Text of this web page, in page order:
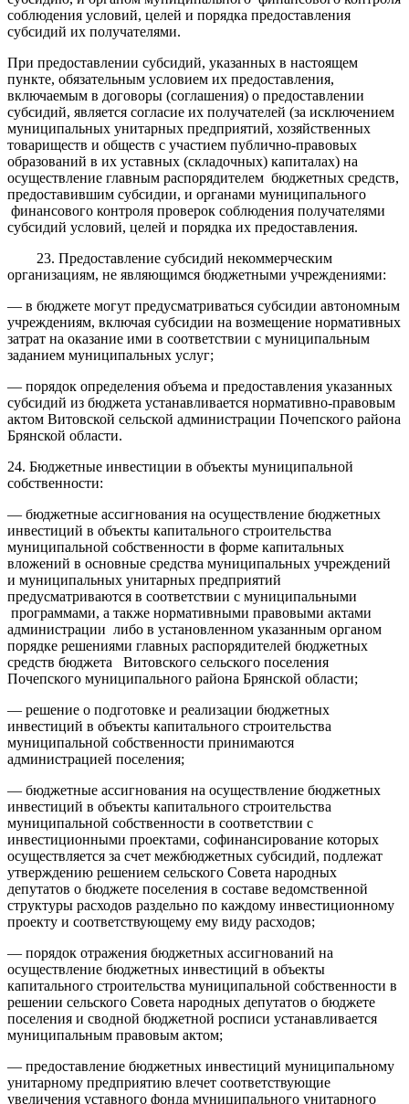
соблюдения условий, целей и порядка предоставления
субсидий их получателями.
При предоставлении субсидий, указанных в настоящем
пункте, обязательным условием их предоставления,
включаемым в договоры (соглашения) о предоставлении
субсидий, является согласие их получателей (за исключением
муниципальных унитарных предприятий, хозяйственных
товариществ и обществ с участием публично-правовых
образований в их уставных (складочных) капиталах) на
осуществление главным распорядителем бюджетных средств,
предоставившим субсидии, и органами муниципального
финансового контроля проверок соблюдения получателями
субсидий условий, целей и порядка их предоставления.
23. Предоставление субсидий некоммерческим
организациям, не являющимся бюджетными учреждениями:
— в бюджете могут предусматриваться субсидии автономным
учреждениям, включая субсидии на возмещение нормативных
затрат на оказание ими в соответствии с муниципальным
заданием муниципальных услуг;
— порядок определения объема и предоставления указанных
субсидий из бюджета устанавливается нормативно-правовым
актом Витовской сельской администрации Почепского района
Брянской области.
24. Бюджетные инвестиции в объекты муниципальной
собственности:
— бюджетные ассигнования на осуществление бюджетных
инвестиций в объекты капитального строительства
муниципальной собственности в форме капитальных
вложений в основные средства муниципальных учреждений
и муниципальных унитарных предприятий
предусматриваются в соответствии с муниципальными
программами, а также нормативными правовыми актами
администрации либо в установленном указанным органом
порядке решениями главных распорядителей бюджетных
средств бюджета Витовского сельского поселения
Почепского муниципального района Брянской области;
— решение о подготовке и реализации бюджетных
инвестиций в объекты капитального строительства
муниципальной собственности принимаются
администрацией поселения;
— бюджетные ассигнования на осуществление бюджетных
инвестиций в объекты капитального строительства
муниципальной собственности в соответствии с
инвестиционными проектами, софинансирование которых
осуществляется за счет межбюджетных субсидий, подлежат
утверждению решением сельского Совета народных
депутатов о бюджете поселения в составе ведомственной
структуры расходов раздельно по каждому инвестиционному
проекту и соответствующему ему виду расходов;
— порядок отражения бюджетных ассигнований на
осуществление бюджетных инвестиций в объекты
капитального строительства муниципальной собственности в
решении сельского Совета народных депутатов о бюджете
поселения и сводной бюджетной росписи устанавливается
муниципальным правовым актом;
— предоставление бюджетных инвестиций муниципальному
унитарному предприятию влечет соответствующие
увеличения уставного фонда муниципального унитарного